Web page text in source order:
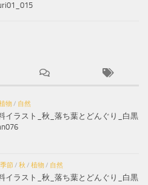
物/ 自然
イラスト_秋_落ち葉とどんぐり_白黒
季節/ 秋 / 植物/ 自然
イラスト_秋_落ち葉とどんぐり_白黒